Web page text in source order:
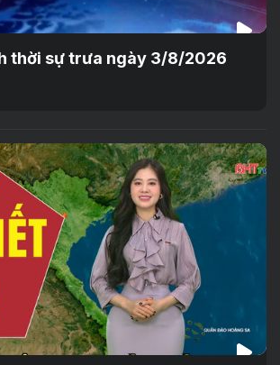
thời sự trưa ngày 3/8/2026